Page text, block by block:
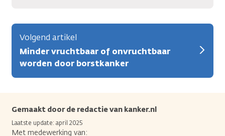
Volgend artikel
Minder vruchtbaar of onvruchtbaar
worden door borstkanker
Gemaakt door de redactie van kanker.nl
Laatste update: april 2025
Met medewerking van: